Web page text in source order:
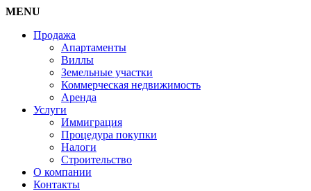
MENU
Продажа
Апартаменты
Виллы
Земельные участки
Коммерческая недвижимость
Аренда
Услуги
Иммиграция
Процедура покупки
Налоги
Строительство
О компании
Контакты